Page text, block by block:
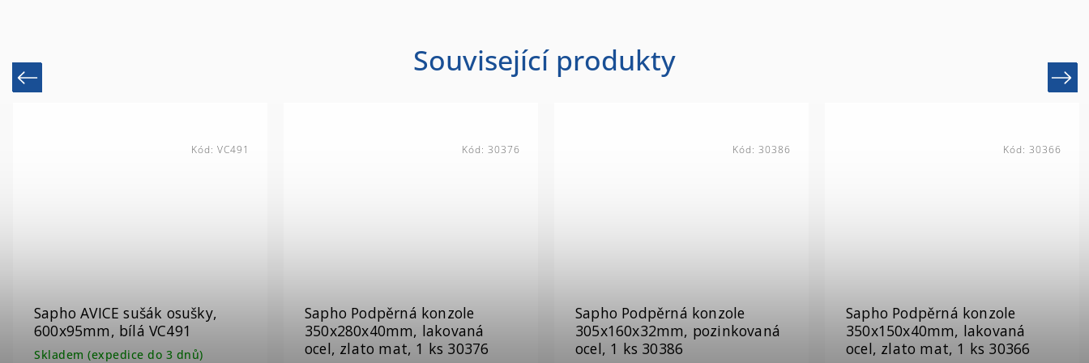
Související produkty
Previous
Sapho Podpěrná konzole
350x280x40mm, lakovaná
ocel, zlato mat, 1 ks 30376
Kód: 30376
Sapho Podpěrná konzole
305x160x32mm, pozinkovaná
ocel, 1 ks 30386
Kód: 30386
Sapho Podpěrná konzole
350x150x40mm, lakovaná
ocel, zlato mat, 1 ks 30366
Kód: 30366
Sapho AVICE sušák osušky,
450x95mm, černá mat VC467
Skladem (expedice do 3 dnů)
Kód: VC467
Next